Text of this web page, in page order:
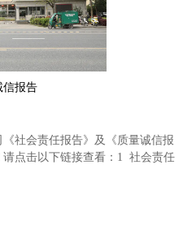
信报告
社会责任报告》及《质量诚信报
点击以下链接查看：1 社会责任